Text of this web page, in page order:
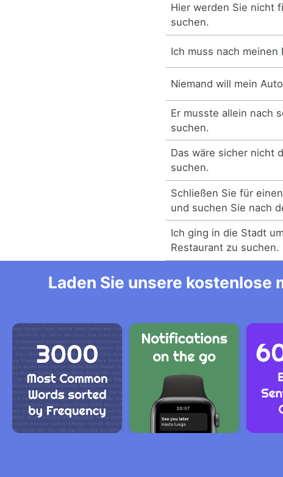
Hier werden Sie nicht
suchen.
Ich muss nach meinen
Niemand will mein
Er musste allein nach
suchen.
Das wäre sicher nicht
suchen.
Schließen Sie für
und suchen Sie nach
Ich ging in die Stadt
Restaurant zu suchen.
Laden Sie unsere kostenlose